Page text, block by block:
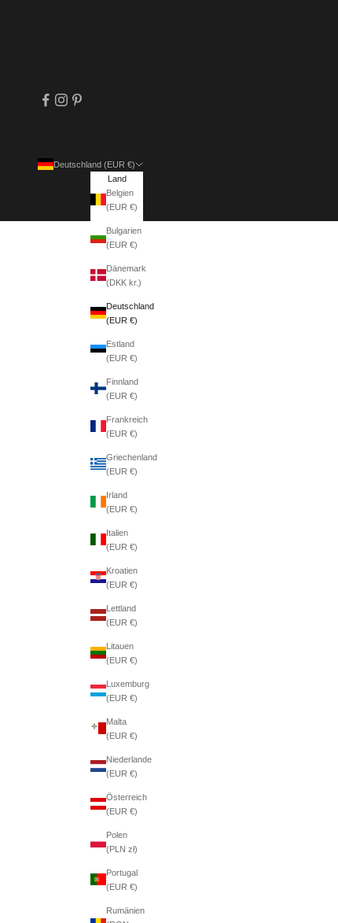
Deutschland (EUR €)
Land
Belgien
(EUR €)
Bulgarien
(EUR €)
Dänemark
(DKK kr.)
Deutschland
(EUR €)
Estland
(EUR €)
Finnland
(EUR €)
Frankreich
(EUR €)
Griechenland
(EUR €)
Irland
(EUR €)
Italien
(EUR €)
Kroatien
(EUR €)
Lettland
(EUR €)
Litauen
(EUR €)
Luxemburg
(EUR €)
Malta
(EUR €)
Niederlande
(EUR €)
Österreich
(EUR €)
Polen
(PLN zł)
Portugal
(EUR €)
Rumänien